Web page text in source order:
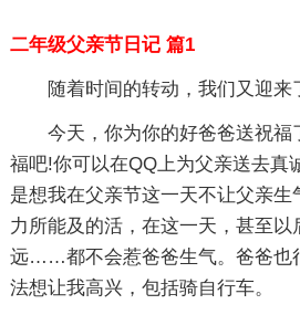
二年级父亲节日记 篇1
随着时间的转动，我们又迎来
今天，你为你的好爸爸送祝福
福吧!你可以在QQ上为父亲送去真
是想我在父亲节这一天不让父亲生
力所能及的活，在这一天，甚至以
远……都不会惹爸爸生气。爸爸也
法想让我高兴，包括骑自行车。